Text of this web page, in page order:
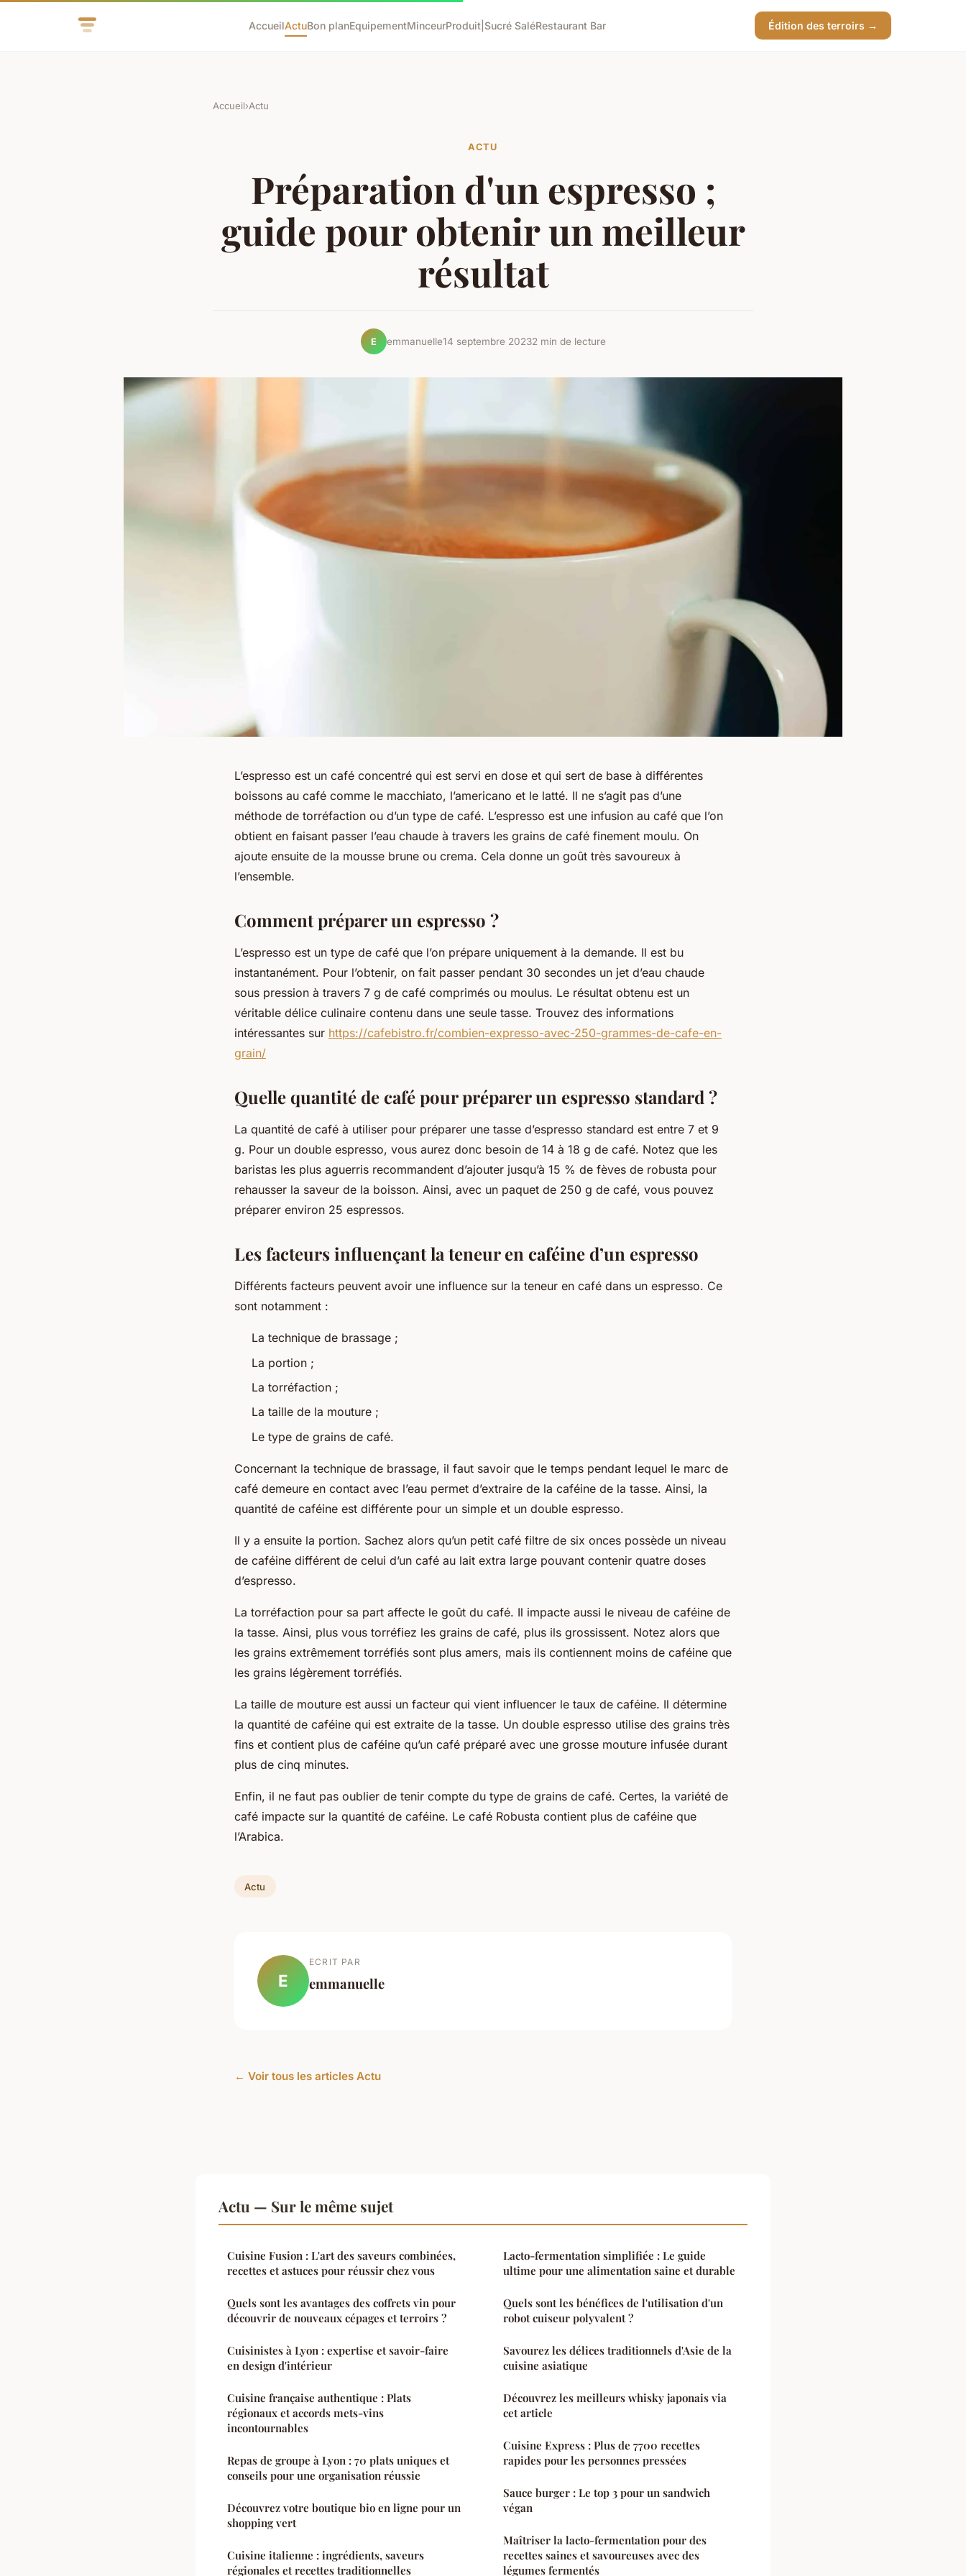
AccueilActuBon planEquipementMinceurProduit|Sucré SaléRestaurant Bar Édition des terroirs →
Accueil›Actu
ACTU
Préparation d'un espresso ;
guide pour obtenir un meilleur
résultat
E emmanuelle14 septembre 20232 min de lecture
L’espresso est un café concentré qui est servi en dose et qui sert de base à différentes
boissons au café comme le macchiato, l’americano et le latté. Il ne s’agit pas d’une
méthode de torréfaction ou d’un type de café. L’espresso est une infusion au café que l’on
obtient en faisant passer l’eau chaude à travers les grains de café finement moulu. On
ajoute ensuite de la mousse brune ou crema. Cela donne un goût très savoureux à
l’ensemble.
Comment préparer un espresso ?
L’espresso est un type de café que l’on prépare uniquement à la demande. Il est bu
instantanément. Pour l’obtenir, on fait passer pendant 30 secondes un jet d’eau chaude
sous pression à travers 7 g de café comprimés ou moulus. Le résultat obtenu est un
véritable délice culinaire contenu dans une seule tasse. Trouvez des informations
intéressantes sur https://cafebistro.fr/combien-expresso-avec-250-grammes-de-cafe-en-
grain/
Quelle quantité de café pour préparer un espresso standard ?
La quantité de café à utiliser pour préparer une tasse d’espresso standard est entre 7 et 9
g. Pour un double espresso, vous aurez donc besoin de 14 à 18 g de café. Notez que les
baristas les plus aguerris recommandent d’ajouter jusqu’à 15 % de fèves de robusta pour
rehausser la saveur de la boisson. Ainsi, avec un paquet de 250 g de café, vous pouvez
préparer environ 25 espressos.
Les facteurs influençant la teneur en caféine d’un espresso
Différents facteurs peuvent avoir une influence sur la teneur en café dans un espresso. Ce
sont notamment :
La technique de brassage ;
La portion ;
La torréfaction ;
La taille de la mouture ;
Le type de grains de café.
Concernant la technique de brassage, il faut savoir que le temps pendant lequel le marc de
café demeure en contact avec l’eau permet d’extraire de la caféine de la tasse. Ainsi, la
quantité de caféine est différente pour un simple et un double espresso.
Il y a ensuite la portion. Sachez alors qu’un petit café filtre de six onces possède un niveau
de caféine différent de celui d’un café au lait extra large pouvant contenir quatre doses
d’espresso.
La torréfaction pour sa part affecte le goût du café. Il impacte aussi le niveau de caféine de
la tasse. Ainsi, plus vous torréfiez les grains de café, plus ils grossissent. Notez alors que
les grains extrêmement torréfiés sont plus amers, mais ils contiennent moins de caféine que
les grains légèrement torréfiés.
La taille de mouture est aussi un facteur qui vient influencer le taux de caféine. Il détermine
la quantité de caféine qui est extraite de la tasse. Un double espresso utilise des grains très
fins et contient plus de caféine qu’un café préparé avec une grosse mouture infusée durant
plus de cinq minutes.
Enfin, il ne faut pas oublier de tenir compte du type de grains de café. Certes, la variété de
café impacte sur la quantité de caféine. Le café Robusta contient plus de caféine que
l’Arabica.
Actu
E
ECRIT PAR
emmanuelle
← Voir tous les articles Actu
Actu — Sur le même sujet
Cuisine Fusion : L'art des saveurs combinées,
recettes et astuces pour réussir chez vous
Quels sont les avantages des coffrets vin pour
découvrir de nouveaux cépages et terroirs ?
Cuisinistes à Lyon : expertise et savoir-faire
en design d'intérieur
Cuisine française authentique : Plats
régionaux et accords mets-vins
incontournables
Repas de groupe à Lyon : 70 plats uniques et
conseils pour une organisation réussie
Découvrez votre boutique bio en ligne pour un
shopping vert
Cuisine italienne : ingrédients, saveurs
régionales et recettes traditionnelles
Lacto-fermentation simplifiée : Le guide
ultime pour une alimentation saine et durable
Quels sont les bénéfices de l'utilisation d'un
robot cuiseur polyvalent ?
Savourez les délices traditionnels d'Asie de la
cuisine asiatique
Découvrez les meilleurs whisky japonais via
cet article
Cuisine Express : Plus de 7700 recettes
rapides pour les personnes pressées
Sauce burger : Le top 3 pour un sandwich
végan
Maîtriser la lacto-fermentation pour des
recettes saines et savoureuses avec des
légumes fermentés